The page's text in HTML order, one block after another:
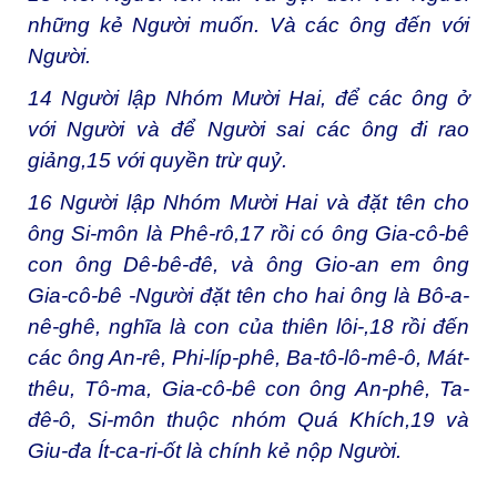
những kẻ Người muốn. Và các ông đến với
Người.
14 Người lập Nhóm Mười Hai, để các ông ở
với Người và để Người sai các ông đi rao
giảng,15 với quyền trừ quỷ.
16 Người lập Nhóm Mười Hai và đặt tên cho
ông Si-môn là Phê-rô,17 rồi có ông Gia-cô-bê
con ông Dê-bê-đê, và ông Gio-an em ông
Gia-cô-bê -Người đặt tên cho hai ông là Bô-a-
nê-ghê, nghĩa là con của thiên lôi-,18 rồi đến
các ông An-rê, Phi-líp-phê, Ba-tô-lô-mê-ô, Mát-
thêu, Tô-ma, Gia-cô-bê con ông An-phê, Ta-
đê-ô, Si-môn thuộc nhóm Quá Khích,19 và
Giu-đa Ít-ca-ri-ốt là chính kẻ nộp Người.